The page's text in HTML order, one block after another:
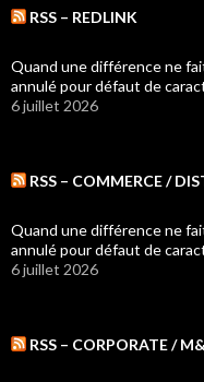
RSS – REDLINK
Quand une différence ne
annulé pour défaut de
6 juillet 2026
RSS – COMMERCE /
Quand une différence ne
annulé pour défaut de
6 juillet 2026
RSS – CORPORATE /